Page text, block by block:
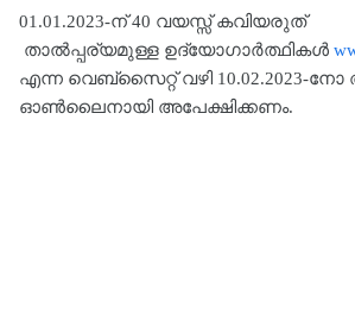
01.01.2023-ന് 40 വയസ്സ് കവിയരുത്
താൽപ്പര്യമുള്ള ഉദ്യോഗാർത്ഥികൾ
എന്ന വെബ്‌സൈറ്റ് വഴി 10.02.2023-
ഓൺലൈനായി അപേക്ഷിക്കണം.